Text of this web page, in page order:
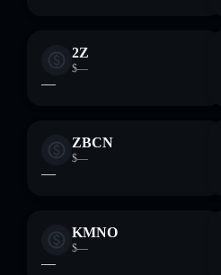
2Z
$—
—
ZBCN
$—
—
KMNO
$—
—